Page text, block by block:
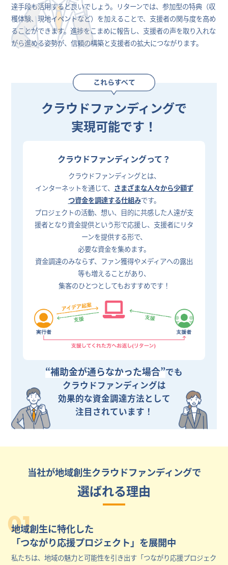
達手段も活用すると良いでしょう。リターンでは、参加型の特典（収
穫体験、現地イベントなど）を加えることで、支援者の関与度を高め
ることができます。進捗をこまめに報告し、支援者の声を取り入れな
がら進める姿勢が、信頼の構築と支援者の拡大につながります。
クラウドファンディングで
実現可能です！
クラウドファンディングって？
クラウドファンディングとは、
インターネットを通じて、 さまざまな人々から少額ず
つ資金を調達する仕組みです。
プロジェクトの活動、想い、目的に共感した人達が支
援者となり資金提供という形で応援し、支援者にリタ
ーンを提供する形で、
必要な資金を集めます。
資金調達のみならず、ファン獲得やメディアへの露出
等も増えることがあり、
集客のひとつとしてもおすすめです！
“補助金が通らなかった場合”でも
クラウドファンディングは
効果的な資金調達方法として
注目されています！
当社が地域創生クラウドファンディングで
選ばれる理由
01
地域創生に特化した
「つながり応援プロジェクト」を展開中
私たちは、地域の魅力と可能性を引き出す「つながり応援プロジェク